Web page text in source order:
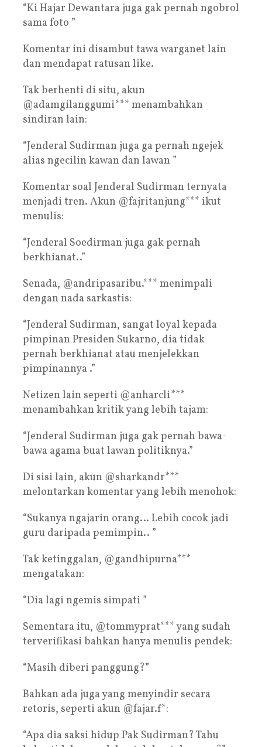
“Ki Hajar Dewantara juga gak pernah ngobrol
sama foto ”
Komentar ini disambut tawa warganet lain
dan mendapat ratusan like.
Tak berhenti di situ, akun
@adamgilanggumi*** menambahkan
sindiran lain:
“Jenderal Sudirman juga ga pernah ngejek
alias ngecilin kawan dan lawan ”
Komentar soal Jenderal Sudirman ternyata
menjadi tren. Akun @fajritanjung*** ikut
menulis:
“Jenderal Soedirman juga gak pernah
berkhianat..”
Senada, @andripasaribu.*** menimpali
dengan nada sarkastis:
“Jenderal Sudirman, sangat loyal kepada
pimpinan Presiden Sukarno, dia tidak
pernah berkhianat atau menjelekkan
pimpinannya .”
Netizen lain seperti @anharcli***
menambahkan kritik yang lebih tajam:
“Jenderal Sudirman juga gak pernah bawa-
bawa agama buat lawan politiknya.”
Di sisi lain, akun @sharkandr***
melontarkan komentar yang lebih menohok:
“Sukanya ngajarin orang… Lebih cocok jadi
guru daripada pemimpin.. ”
Tak ketinggalan, @gandhipurna***
mengatakan:
“Dia lagi ngemis simpati ”
Sementara itu, @tommyprat*** yang sudah
terverifikasi bahkan hanya menulis pendek:
“Masih diberi panggung?”
Bahkan ada juga yang menyindir secara
retoris, seperti akun @fajar.f*:
“Apa dia saksi hidup Pak Sudirman? Tahu